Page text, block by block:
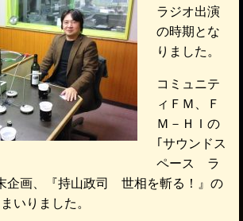
ラジオ出演
の時期とな
りました。
コミュニテ
ィＦＭ、Ｆ
Ｍ－ＨＩの
｢サウンドス
ペース ラ
企画、『持山政司 世相を斬る！』の
いりました。